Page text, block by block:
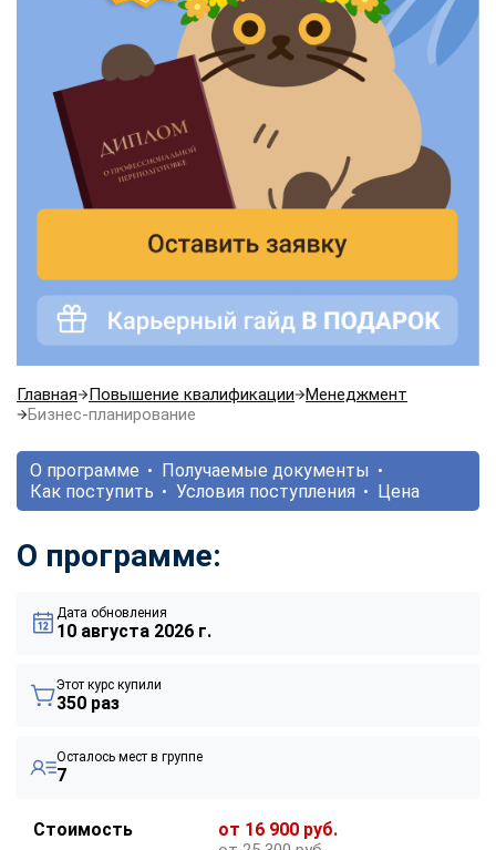
Главная Повышение квалификации
Менеджмент
Бизнес-планирование
О программе
Получаемые документы
Как поступить
Условия поступления Цена
О программе:
Дата обновления
10 августа 2026 г.
Этот курс купили
350 раз
Осталось мест в группе
7
Стоимость от 16 900 руб.